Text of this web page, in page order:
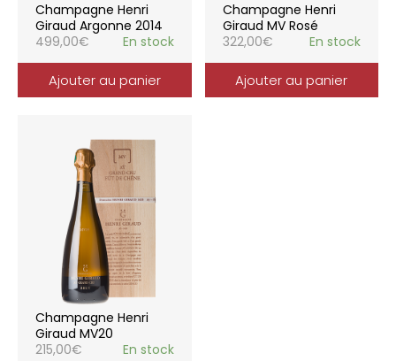
Champagne Henri
Giraud Argonne 2014
499,00€ En stock
Ajouter au panier
Champagne Henri
Giraud MV Rosé
322,00€ En stock
Ajouter au panier
Champagne Henri
Giraud MV20
215,00€ En stock